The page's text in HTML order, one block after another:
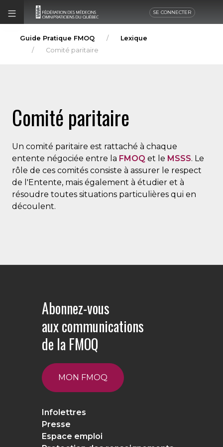
SE CONNECTER
Guide Pratique FMOQ
Lexique
Comité paritaire
Comité paritaire
Un comité paritaire est rattaché à chaque
entente négociée entre la FMOQ et le MSSS. Le
rôle de ces comités consiste à assurer le respect
de l'Entente, mais également à étudier et à
résoudre toutes situations particulières qui en
découlent.
Abonnez-vous
aux communications
de la FMOQ
MON FMOQ
Infolettres
Presse
Espace emploi